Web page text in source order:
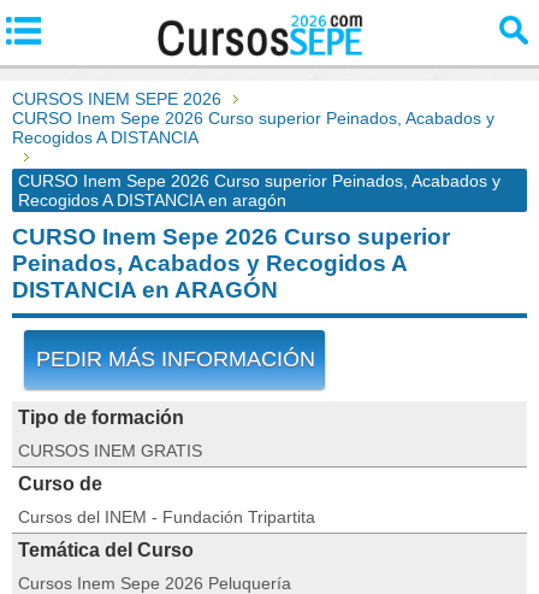
CURSOS INEM SEPE 2026
CURSO Inem Sepe 2026 Curso superior Peinados, Acabados y
Recogidos A DISTANCIA
CURSO Inem Sepe 2026 Curso superior Peinados, Acabados y
Recogidos A DISTANCIA en aragón
CURSO Inem Sepe 2026 Curso superior
Peinados, Acabados y Recogidos A
DISTANCIA en ARAGÓN
PEDIR MÁS INFORMACIÓN
Tipo de formación
CURSOS INEM GRATIS
Curso de
Cursos del INEM - Fundación Tripartita
Temática del Curso
Cursos Inem Sepe 2026 Peluquería